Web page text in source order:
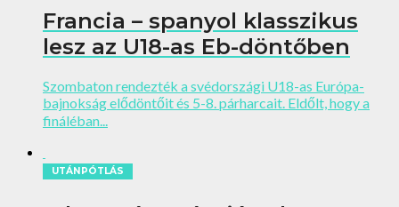
Francia – spanyol klasszikus
lesz az U18-as Eb-döntőben
Szombaton rendezték a svédországi U18-as Európa-
bajnokság elődöntőit és 5-8. párharcait. Eldőlt, hogy a
fináléban...
UTÁNPÓTLÁS